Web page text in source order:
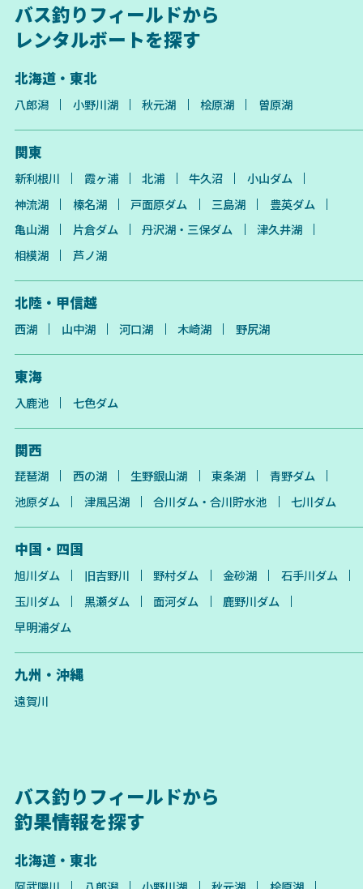
バス釣りフィールドから
レンタルボートを探す
北海道・東北
八郎潟 小野川湖 秋元湖 桧原湖 曽原湖
関東
新利根川 霞ヶ浦 北浦 牛久沼
小山ダム
神流湖
榛名湖 戸面原ダム 三島湖
豊英ダム
亀山湖
片倉ダム 丹沢湖・三保ダム
津久井湖
相模湖
芦ノ湖
北陸・甲信越
西湖 山中湖 河口湖 木崎湖 野尻湖
東海
入鹿池 七色ダム
関西
琵琶湖 西の湖 生野銀山湖 東条湖
青野ダム
池原ダム
津風呂湖 合川ダム・合川貯水池 七川ダム
中国・四国
旭川ダム 旧吉野川 野村ダム 金砂湖
石手川ダム
玉川ダム
黒瀬ダム 面河ダム
鹿野川ダム
早明浦ダム
九州・沖縄
遠賀川
バス釣りフィールドから
釣果情報を探す
北海道・東北